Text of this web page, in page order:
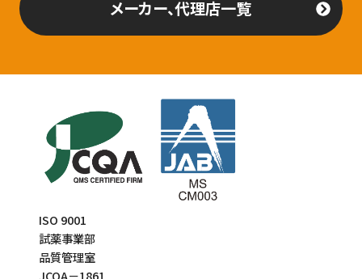
メーカー、代理店一覧
ISO 9001
試薬事業部
品質管理室
JCQA－1861